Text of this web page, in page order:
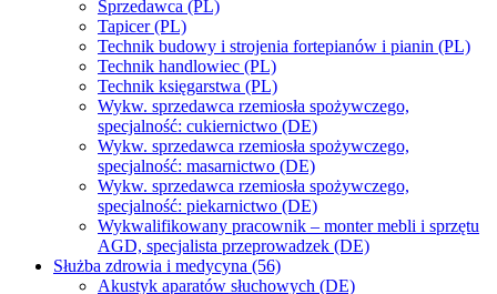
Sprzedawca (PL)
Tapicer (PL)
Technik budowy i strojenia fortepianów i pianin (PL)
Technik handlowiec (PL)
Technik księgarstwa (PL)
Wykw. sprzedawca rzemiosła spożywczego,
specjalność: cukiernictwo (DE)
Wykw. sprzedawca rzemiosła spożywczego,
specjalność: masarnictwo (DE)
Wykw. sprzedawca rzemiosła spożywczego,
specjalność: piekarnictwo (DE)
Wykwalifikowany pracownik – monter mebli i sprzętu
AGD, specjalista przeprowadzek (DE)
Służba zdrowia i medycyna (56)
Akustyk aparatów słuchowych (DE)